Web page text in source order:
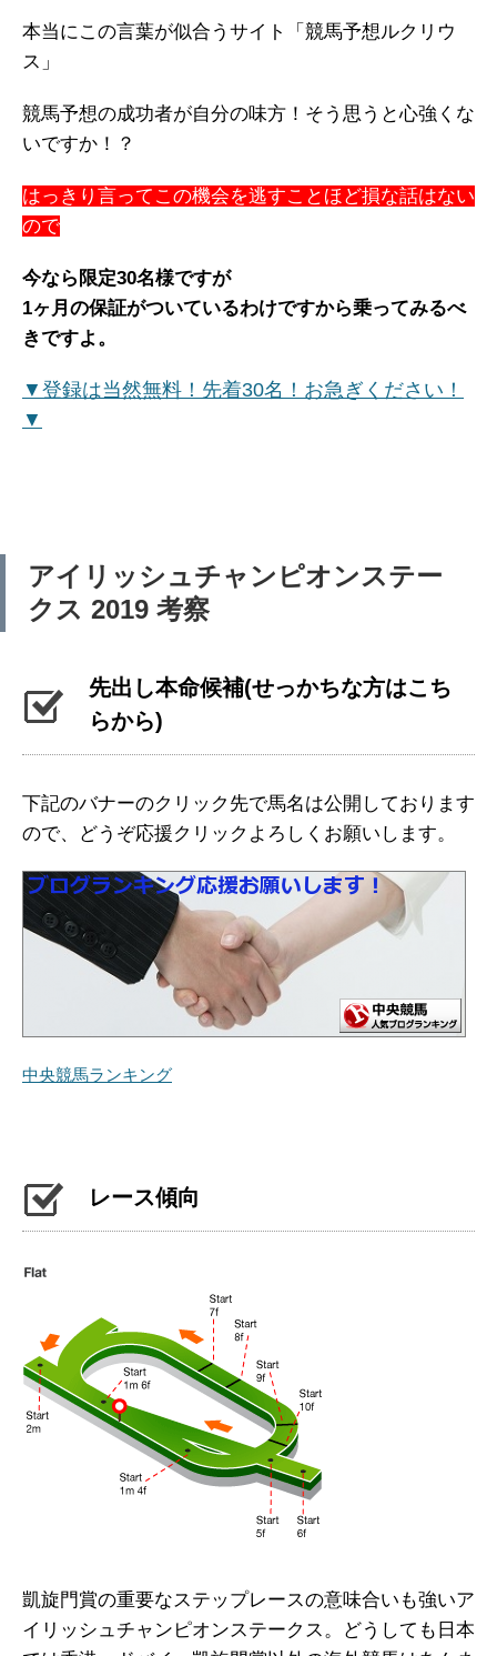
本当にこの言葉が似合うサイト「競馬予想ルクリウ
ス」
競馬予想の成功者が自分の味方！そう思うと心強くな
いですか！？
はっきり言ってこの機会を逃すことほど損な話はない
ので
今なら限定30名様ですが
1ヶ月の保証がついているわけですから乗ってみるべ
きですよ。
▼登録は当然無料！先着30名！お急ぎください！
▼
アイリッシュチャンピオンステー
クス 2019 考察
先出し本命候補(せっかちな方はこち
らから)
下記のバナーのクリック先で馬名は公開しております
ので、どうぞ応援クリックよろしくお願いします。
中央競馬ランキング
レース傾向
凱旋門賞の重要なステップレースの意味合いも強いア
イリッシュチャンピオンステークス。どうしても日本